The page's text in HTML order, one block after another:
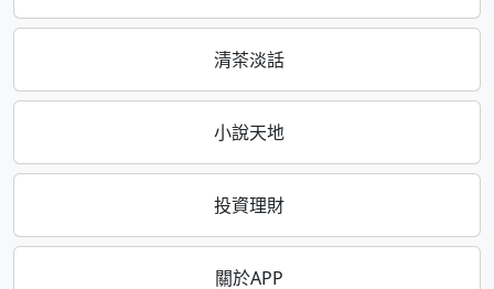
清茶淡話
小說天地
投資理財
關於APP